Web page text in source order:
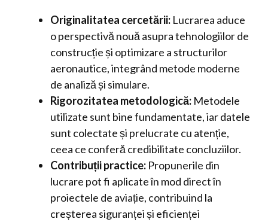
Originalitatea cercetării: Lucrarea aduce
o perspectivă nouă asupra tehnologiilor de
construcție și optimizare a structurilor
aeronautice, integrând metode moderne
de analiză și simulare.
Rigorozitatea metodologică: Metodele
utilizate sunt bine fundamentate, iar datele
sunt colectate și prelucrate cu atenție,
ceea ce conferă credibilitate concluziilor.
Contribuții practice: Propunerile din
lucrare pot fi aplicate în mod direct în
proiectele de aviație, contribuind la
creșterea siguranței și eficienței